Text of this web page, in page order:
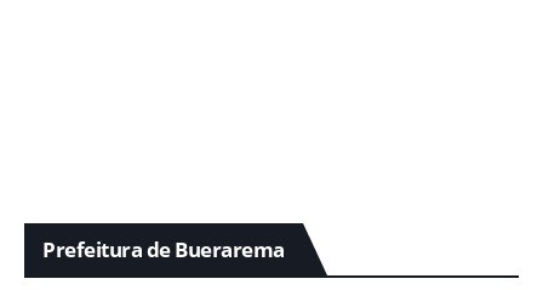
Prefeitura de Buerarema